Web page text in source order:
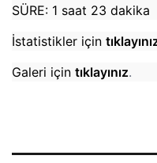
SÜRE: 1 saat 23 dakika
İstatistikler için
Galeri için tıklayınız.